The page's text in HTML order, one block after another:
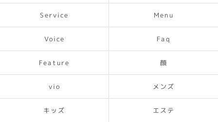
Service Menu
Voice Faq
Feature 顔
vio メンズ
キッズ エステ